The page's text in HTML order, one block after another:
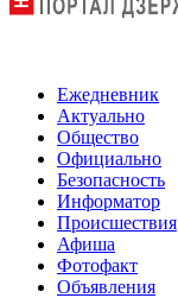
Ежедневник
Актуально
Общество
Официально
Безопасность
Информатор
Происшествия
Афиша
Фотофакт
Объявления